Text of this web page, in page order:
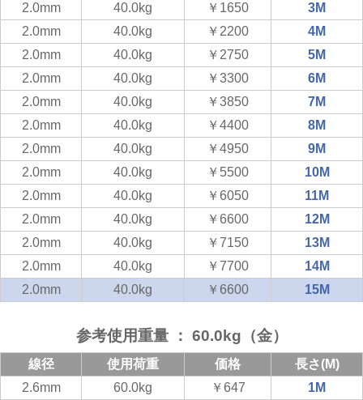
2.0mm 40.0kg ￥1650
3M
2.0mm
40.0kg ￥2200
4M
2.0mm
40.0kg ￥2750
5M
2.0mm
40.0kg ￥3300
6M
2.0mm
40.0kg ￥3850
7M
2.0mm
40.0kg ￥4400
8M
2.0mm
40.0kg ￥4950
9M
2.0mm
40.0kg ￥5500
10M
2.0mm
40.0kg ￥6050
11M
2.0mm
40.0kg ￥6600
12M
2.0mm
40.0kg ￥7150
13M
2.0mm
40.0kg ￥7700
14M
2.0mm
40.0kg ￥6600 15M
参考使用重量 ： 60.0kg（金）
線径 使用荷重 価格
長さ(M)
2.6mm
60.0kg ￥647
1M